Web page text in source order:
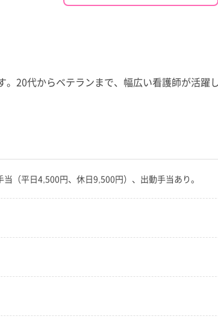
20代からベテランまで、幅広い看護師が活躍
（平日4,500円、休日9,500円）、出動手当あり。